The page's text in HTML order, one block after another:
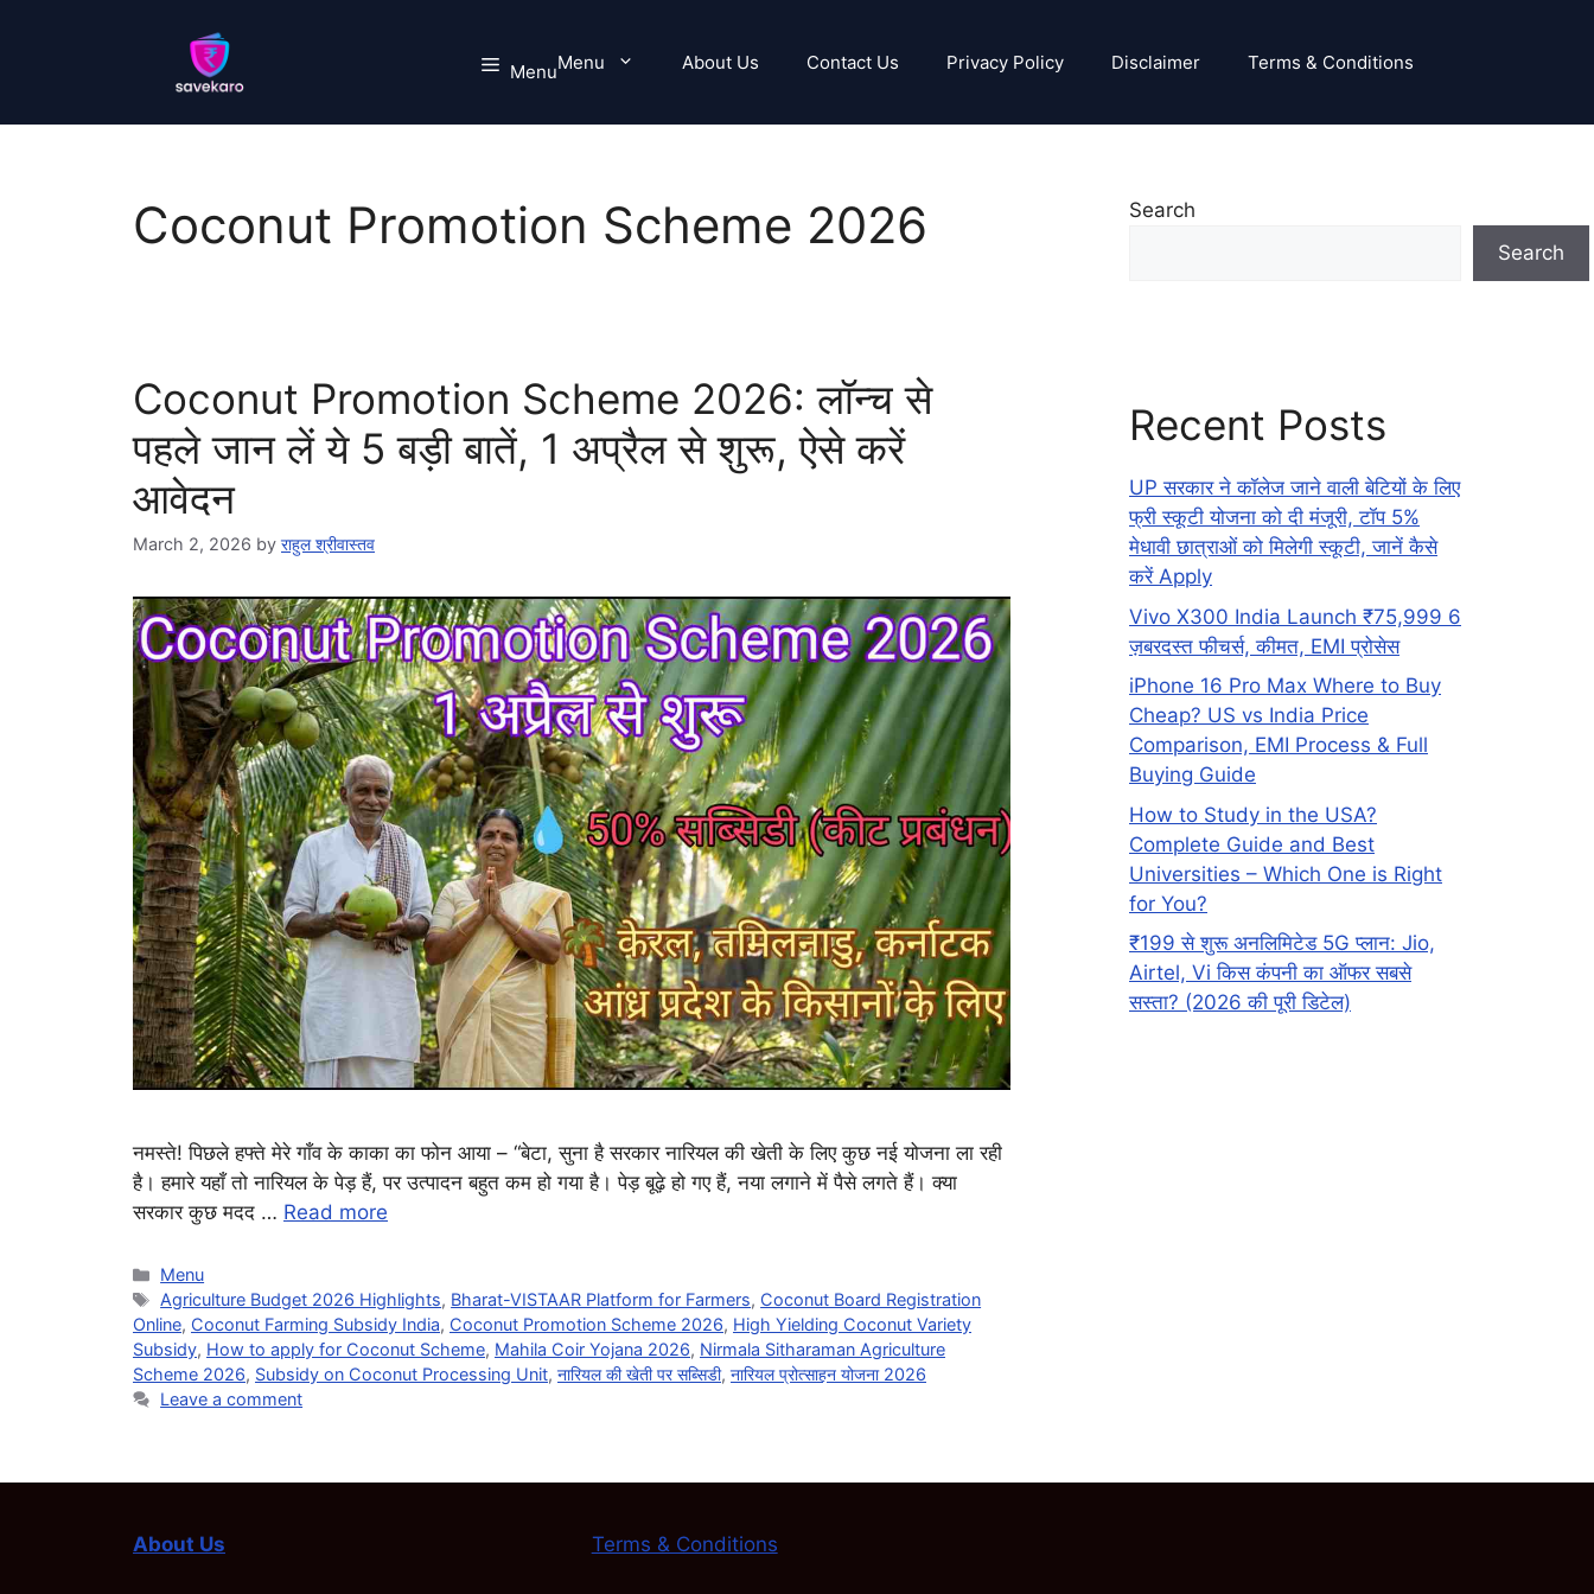
MenuMenu About Us Contact Us Privacy Policy Disclaimer Terms & Conditions
Coconut Promotion Scheme 2026
Coconut Promotion Scheme 2026: लॉन्च से
पहले जान लें ये 5 बड़ी बातें, 1 अप्रैल से शुरू, ऐसे करें
आवेदन
March 2, 2026 by राहुल श्रीवास्तव
नमस्ते! पिछले हफ्ते मेरे गाँव के काका का फोन आया – “बेटा, सुना है सरकार नारियल की खेती के लिए कुछ नई योजना ला रही
है। हमारे यहाँ तो नारियल के पेड़ हैं, पर उत्पादन बहुत कम हो गया है। पेड़ बूढ़े हो गए हैं, नया लगाने में पैसे लगते हैं। क्या
सरकार कुछ मदद … Read more
Categories
Menu
Tags
Agriculture Budget 2026 Highlights, Bharat-VISTAAR Platform for Farmers, Coconut Board Registration
Online, Coconut Farming Subsidy India, Coconut Promotion Scheme 2026, High Yielding Coconut Variety
Subsidy, How to apply for Coconut Scheme, Mahila Coir Yojana 2026, Nirmala Sitharaman Agriculture
Scheme 2026, Subsidy on Coconut Processing Unit, नारियल की खेती पर सब्सिडी, नारियल प्रोत्साहन योजना 2026
Leave a comment
Search
Search
Recent Posts
UP सरकार ने कॉलेज जाने वाली बेटियों के लिए
फ्री स्कूटी योजना को दी मंजूरी, टॉप 5%
मेधावी छात्राओं को मिलेगी स्कूटी, जानें कैसे
करें Apply
Vivo X300 India Launch ₹75,999 6
ज़बरदस्त फीचर्स, कीमत, EMI प्रोसेस
iPhone 16 Pro Max Where to Buy
Cheap? US vs India Price
Comparison, EMI Process & Full
Buying Guide
How to Study in the USA?
Complete Guide and Best
Universities – Which One is Right
for You?
₹199 से शुरू अनलिमिटेड 5G प्लान: Jio,
Airtel, Vi किस कंपनी का ऑफर सबसे
सस्ता? (2026 की पूरी डिटेल)
About Us Terms & Conditions